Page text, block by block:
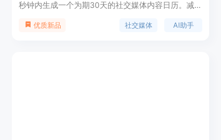
秒钟内生成一个为期30天的社交媒体内容日历。减
费试用！
优质新品 社交媒体 AI助手